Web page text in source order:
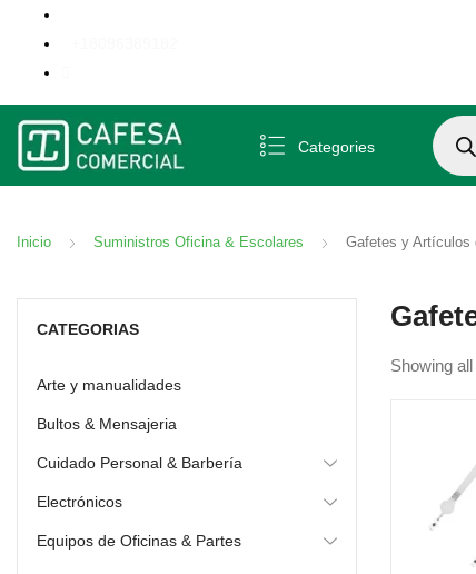
Categories
Inicio Suministros Oficina & Escolares Gafetes y Artículos
Showing all
CATEGORIAS
Arte y manualidades
Bultos & Mensajeria
Cuidado Personal & Barbería
Electrónicos
Equipos de Oficinas & Partes